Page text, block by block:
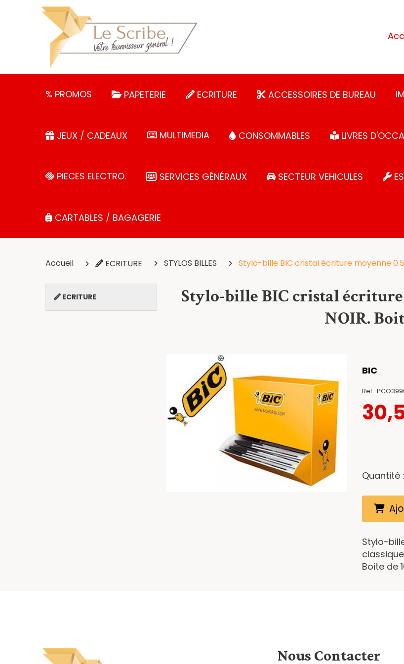
% PROMOS PAPETERIE ECRITURE ACCESSOIRES DE BUREAU
JEUX / CADEAUX MULTIMEDIA CONSOMMABLES LIVRES
PIECES ELECTRO. SERVICES GÉNÉRAUX SECTEUR VEHICULES
CARTABLES / BAGAGERIE
ECRITURE
Accueil ECRITURE STYLOS BILLES Stylo-bille BIC cristal écriture moyenne
Stylo-bille BIC cristal
NOIR.
BIC
Ref :
Quantité :
Stylo-
Boite de
Nous Contacter